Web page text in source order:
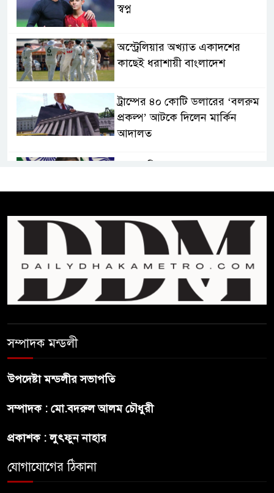
স্বপ্ন
অস্ট্রেলিয়ার অখ্যাত একাদশের
কাছেই ধরাশায়ী বাংলাদেশ
ট্রাম্পের ৪০ কোটি ডলারের ‘বলরুম
প্রকল্প’ আটকে দিলেন মার্কিন
আদালত
শেখ হাসিনা দেশে ফিরে আসুক,
গণহত্যার দায়ে কারাগারে যাক :
আইনমন্ত্রী
বিলুপ্ত হচ্ছে র‍্যাব,নতুন বাহিনী
‘স্পেশাল রেসপন্স ব্যাটালিয়ন’
সুযোগ পাওয়ার অভিযোগ ভিত্তিহীন
সম্পাদক মন্ডলী
উপদেষ্টা মন্ডলীর সভাপতি
সম্পাদক : মো.বদরুল আলম চৌধুরী
প্রকাশক : লুৎফুন নাহার
যোগাযোগের ঠিকানা